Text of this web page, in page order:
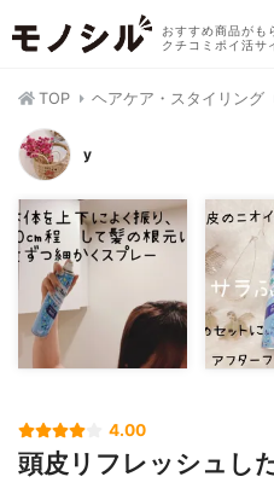
おすすめ商品がも
クチコミポイ活サ
TOP ヘアケア・スタイリング
y
4.00
頭皮リフレッシュし